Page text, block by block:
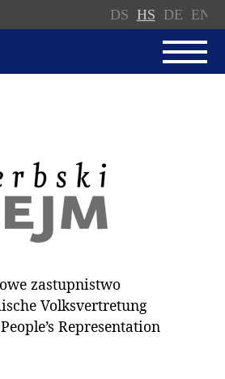
DS HS DE EN
/ WOBZAMKNJENJA
zastupnistwo
Volksvertretung
Representation